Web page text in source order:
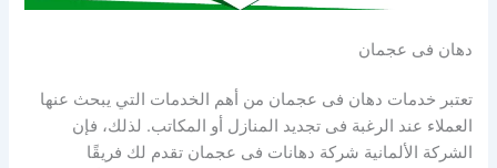
دهان فى عجمان
تعتبر خدمات دهان فى عجمان من أهم الخدمات التي يبحث عنها
العملاء عند الرغبة فى تجديد المنازل أو المكاتب. لذلك، فإن
الشركة الألمانية شركة دهانات فى عجمان تقدم لك فريقًا